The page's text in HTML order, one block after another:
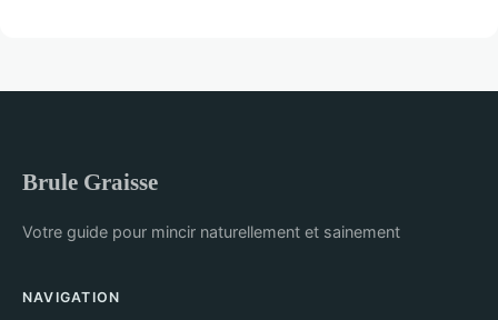
Brule Graisse
Votre guide pour mincir naturellement et sainement
NAVIGATION